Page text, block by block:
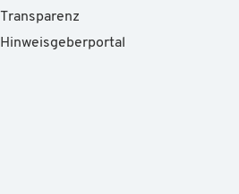
Transparenz
Hinweisgeberportal